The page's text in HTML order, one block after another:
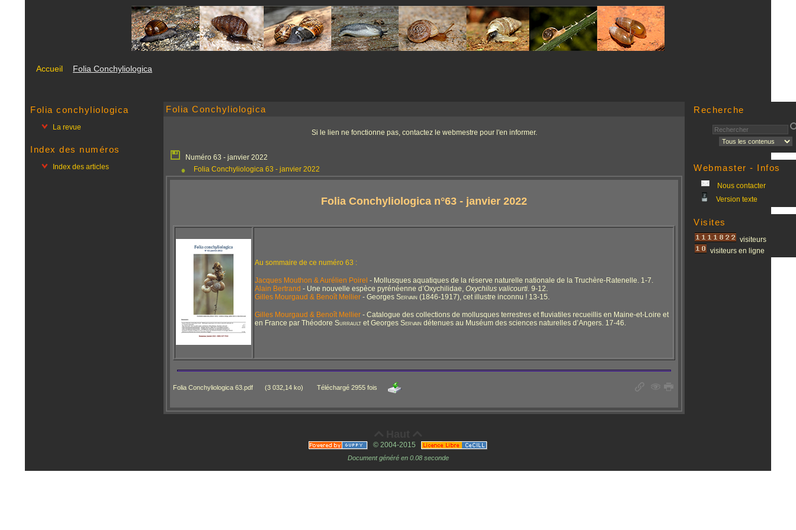
Accueil Folia Conchyliologica
Folia conchyliologica
La revue
Index des numéros
Index des articles
Folia Conchyliologica
Si le lien ne fonctionne pas, contactez le webmestre pour l'en informer.
Numéro 63 - janvier 2022
Folia Conchyliologica 63 - janvier 2022
Folia Conchyliologica n°63 - janvier 2022
Au sommaire de ce numéro 63 :
Jacques Mouthon & Aurélien Poirel - Mollusques aquatiques de la réserve naturelle nationale de la Truchère-Ratenelle. 1-7.
Alain Bertrand - Une nouvelle espèce pyrénéenne d’Oxychilidae, Oxychilus valicourti. 9-12.
Gilles Mourgaud & Benoît Mellier - Georges Servain (1846-1917), cet illustre inconnu ! 13-15.
Gilles Mourgaud & Benoît Mellier - Catalogue des collections de mollusques terrestres et fluviatiles recueillis en Maine-et-Loire et
en France par Théodore Surrault et Georges Servain détenues au Muséum des sciences naturelles d’Angers. 17-46.
Folia Conchyliologica 63.pdf (3 032,14 ko) Téléchargé 2955 fois
Recherche
Webmaster - Infos
Nous contacter
Version texte
Visites
visiteurs
visiteurs en ligne
© 2004-2015
Document généré en 0.08 seconde